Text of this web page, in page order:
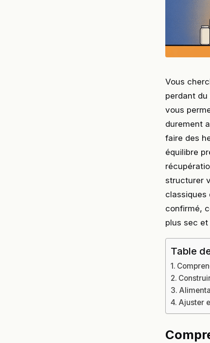
Vous
perdant
vous
durement
faire des
équilibre
structurer
classiques
confirmé,
plus sec et
Table
Ajuster